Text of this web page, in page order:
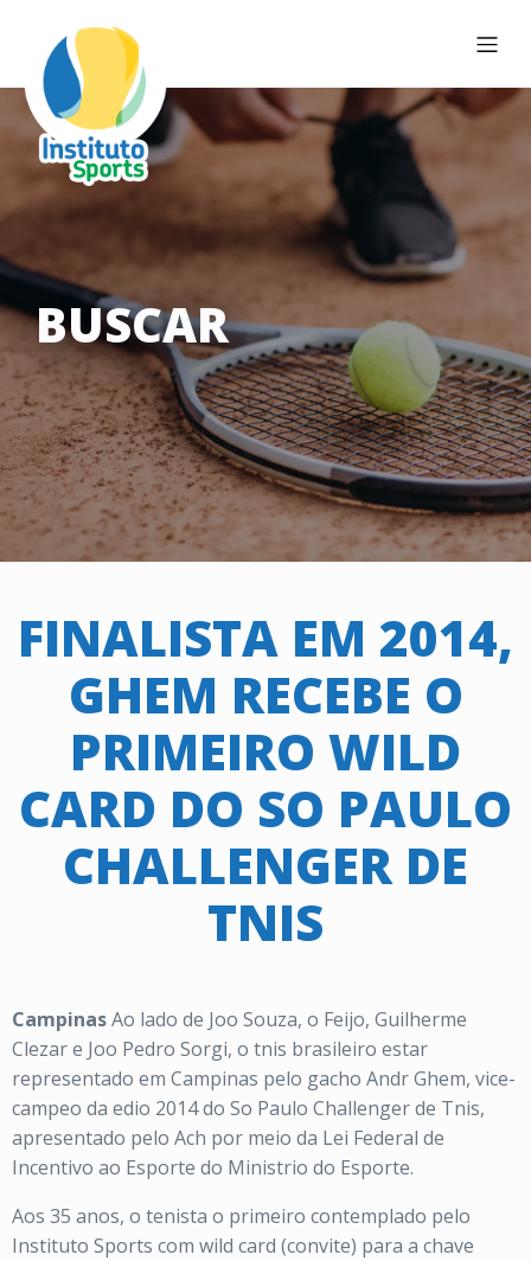
BUSCAR
FINALISTA EM 2014,
GHEM RECEBE O
PRIMEIRO WILD
CARD DO SO PAULO
CHALLENGER DE
TNIS
CampinasAo lado de Joo Souza, o Feijo, Guilherme
Clezar e Joo Pedro Sorgi, o tnis brasileiro estar
representado em Campinas pelo gacho Andr Ghem, vice-
campeo da edio 2014 do So Paulo Challenger de Tnis,
apresentado pelo Ach por meio da Lei Federal de
Incentivo ao Esporte do Ministrio do Esporte.
Aos 35 anos, o tenista o primeiro contemplado pelo
Instituto Sports com wild card (convite) para a chave